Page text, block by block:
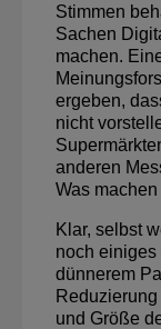
Stimmen
Sachen
machen.
ergeben,
nicht
anderen
Was
Klar, selbst
noch
dünnerem
und Größe